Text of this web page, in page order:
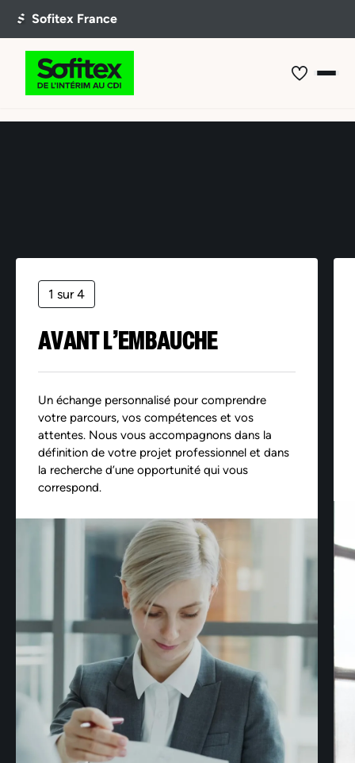
1 sur 4
AVANT L’EMBAUCHE
Un échange personnalisé pour comprendre
votre parcours, vos compétences et vos
attentes. Nous vous accompagnons dans la
définition de votre projet professionnel et dans
la recherche d’une opportunité qui vous
correspond.